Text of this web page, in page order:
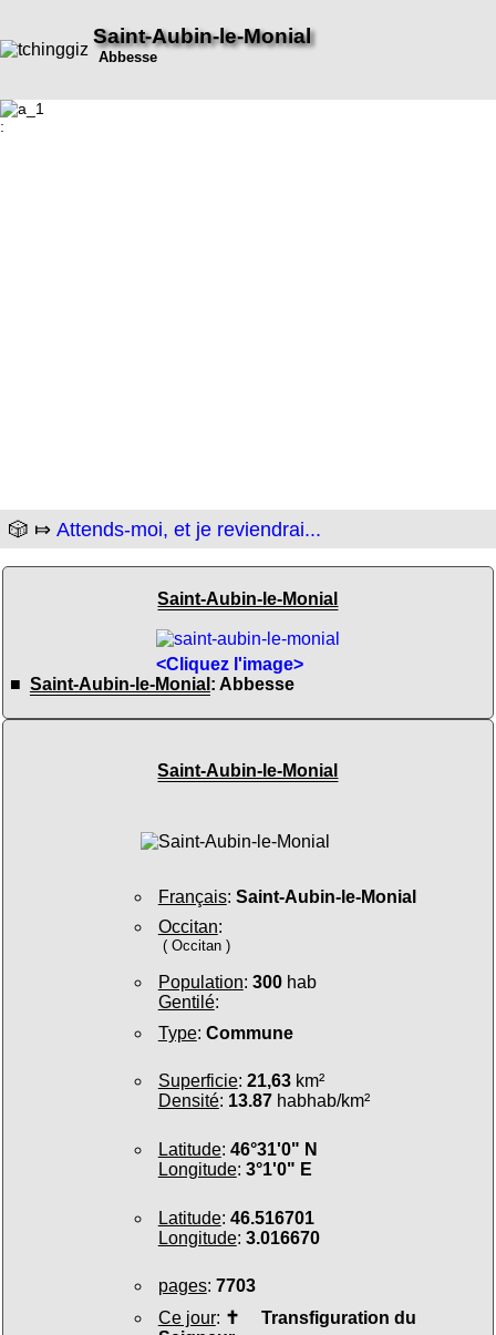
Saint-Aubin-le-Monial
Abbesse
:
🎲 ⤇ Attends-moi, et je reviendrai...
Saint-Aubin-le-Monial
<Cliquez l'image>
■ Saint-Aubin-le-Monial : Abbesse
Saint-Aubin-le-Monial
Français: Saint-Aubin-le-Monial
Occitan:
( Occitan )
Population: 300hab
Gentilé:
Type: Commune
Superficie: 21,63km²
Densité: 13.87habhab/km²
Latitude: 46°31'0" N
Longitude: 3°1'0" E
Latitude: 46.516701
Longitude: 3.016670
pages: 7703
Ce jour: ✝ Transfiguration du